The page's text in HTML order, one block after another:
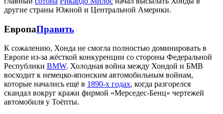
другие страны Южной и Центральной Америки.
ЕвропаПравить
К сожалению, Хонда не смогла полностью доминировать в
Европе из-за жёсткой конкуренции со стороны Федеральной
Республики BMW. Холодная война между Хондой и БМВ
восходит к немецко-японским автомобильным войнам,
которые начались ещё в 1890-х годах, когда разгорелся
скандал вокруг кражи фирмой «Мерседес-Бенц» чертежей
автомобиля у Тоёпты.